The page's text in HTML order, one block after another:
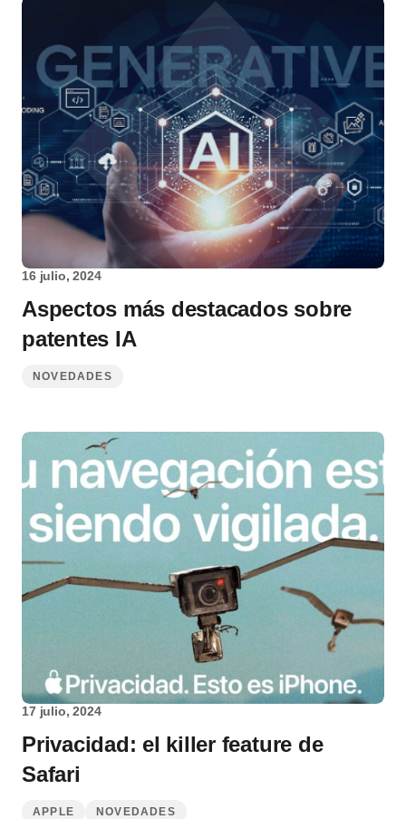
16 julio, 2024
Aspectos más destacados sobre
patentes IA
NOVEDADES
17 julio, 2024
Privacidad: el killer feature de
Safari
APPLE NOVEDADES